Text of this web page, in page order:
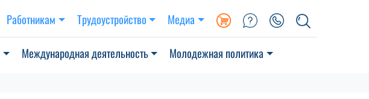
Работникам Трудоустройство Медиа
Международная деятельность Молодежная политика